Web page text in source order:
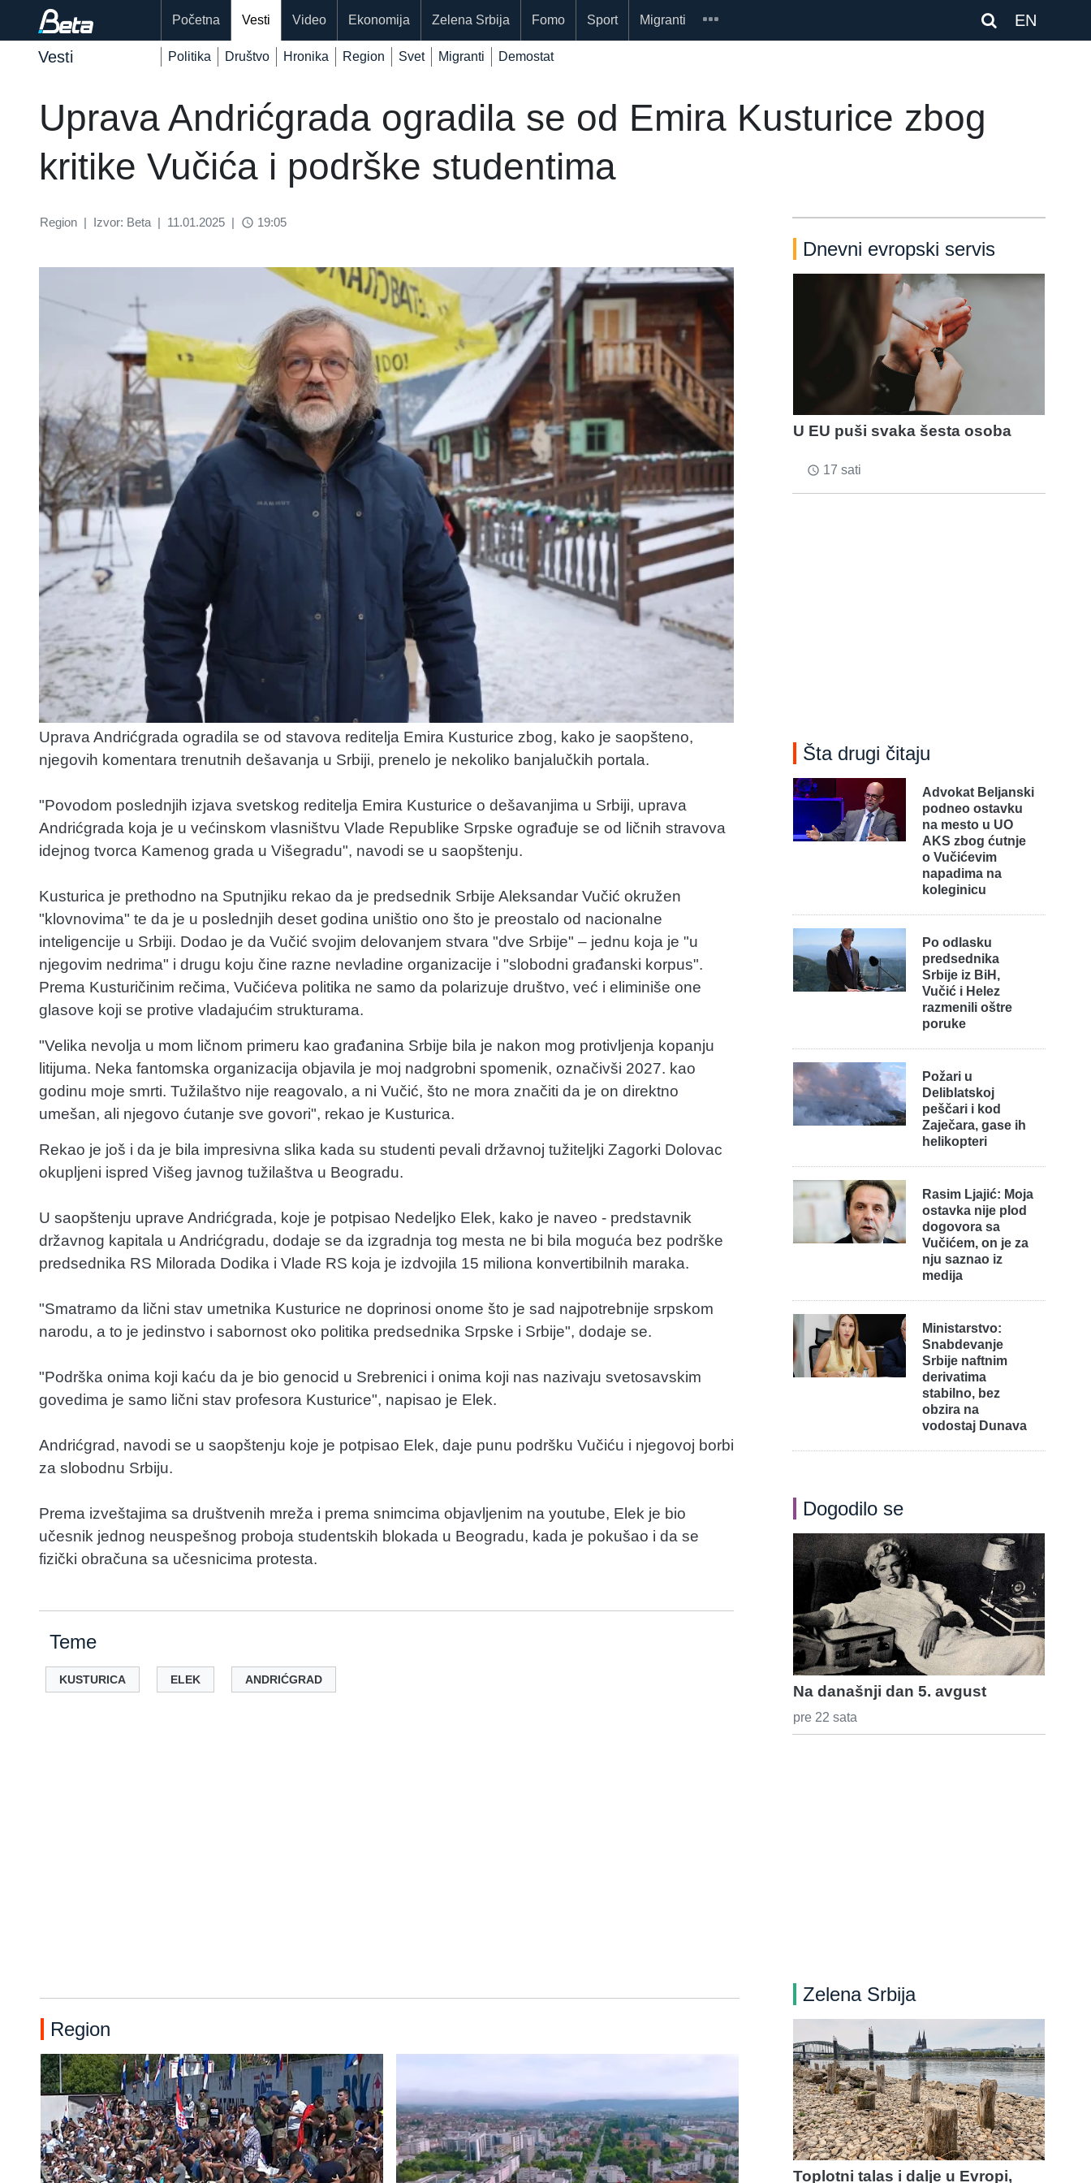
EN
Početna Vesti Video Ekonomija Zelena Srbija Fomo Sport Migranti
Vesti Politika Društvo Hronika Region Svet Migranti Demostat
Uprava Andrićgrada ogradila se od Emira Kusturice zbog
kritike Vučića i podrške studentima
Region | Izvor: Beta | 11.01.2025 | access_time 19:05
Uprava Andrićgrada ogradila se od stavova reditelja Emira Kusturice zbog, kako je saopšteno,
njegovih komentara trenutnih dešavanja u Srbiji, prenelo je nekoliko banjalučkih portala.
"Povodom poslednjih izjava svetskog reditelja Emira Kusturice o dešavanjima u Srbiji, uprava
Andrićgrada koja je u većinskom vlasništvu Vlade Republike Srpske ograđuje se od ličnih stravova
idejnog tvorca Kamenog grada u Višegradu", navodi se u saopštenju.
Kusturica je prethodno na Sputnjiku rekao da je predsednik Srbije Aleksandar Vučić okružen
"klovnovima" te da je u poslednjih deset godina uništio ono što je preostalo od nacionalne
inteligencije u Srbiji. Dodao je da Vučić svojim delovanjem stvara "dve Srbije" – jednu koja je "u
njegovim nedrima" i drugu koju čine razne nevladine organizacije i "slobodni građanski korpus".
Prema Kusturičinim rečima, Vučićeva politika ne samo da polarizuje društvo, već i eliminiše one
glasove koji se protive vladajućim strukturama.
"Velika nevolja u mom ličnom primeru kao građanina Srbije bila je nakon mog protivljenja kopanju
litijuma. Neka fantomska organizacija objavila je moj nadgrobni spomenik, označivši 2027. kao
godinu moje smrti. Tužilaštvo nije reagovalo, a ni Vučić, što ne mora značiti da je on direktno
umešan, ali njegovo ćutanje sve govori", rekao je Kusturica.
Rekao je još i da je bila impresivna slika kada su studenti pevali državnoj tužiteljki Zagorki Dolovac
okupljeni ispred Višeg javnog tužilaštva u Beogradu.
U saopštenju uprave Andrićgrada, koje je potpisao Nedeljko Elek, kako je naveo - predstavnik
državnog kapitala u Andrićgradu, dodaje se da izgradnja tog mesta ne bi bila moguća bez podrške
predsednika RS Milorada Dodika i Vlade RS koja je izdvojila 15 miliona konvertibilnih maraka.
"Smatramo da lični stav umetnika Kusturice ne doprinosi onome što je sad najpotrebnije srpskom
narodu, a to je jedinstvo i sabornost oko politika predsednika Srpske i Srbije", dodaje se.
"Podrška onima koji kaću da je bio genocid u Srebrenici i onima koji nas nazivaju svetosavskim
govedima je samo lični stav profesora Kusturice", napisao je Elek.
Andrićgrad, navodi se u saopštenju koje je potpisao Elek, daje punu podršku Vučiću i njegovoj borbi
za slobodnu Srbiju.
Prema izveštajima sa društvenih mreža i prema snimcima objavljenim na youtube, Elek je bio
učesnik jednog neuspešnog proboja studentskih blokada u Beogradu, kada je pokušao i da se
fizički obračuna sa učesnicima protesta.
Teme
KUSTURICA ELEK ANDRIĆGRAD
Region
Dnevni evropski servis
U EU puši svaka šesta osoba
access_time 17 sati
Šta drugi čitaju
Advokat Beljanski
podneo ostavku
na mesto u UO
AKS zbog ćutnje
o Vučićevim
napadima na
koleginicu
Po odlasku
predsednika
Srbije iz BiH,
Vučić i Helez
razmenili oštre
poruke
Požari u
Deliblatskoj
peščari i kod
Zaječara, gase ih
helikopteri
Rasim Ljajić: Moja
ostavka nije plod
dogovora sa
Vučićem, on je za
nju saznao iz
medija
Ministarstvo:
Snabdevanje
Srbije naftnim
derivatima
stabilno, bez
obzira na
vodostaj Dunava
Dogodilo se
Na današnji dan 5. avgust
pre 22 sata
Zelena Srbija
Toplotni talas i dalje u Evropi,